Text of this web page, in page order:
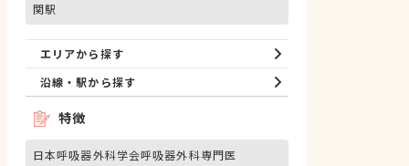
関駅
エリアから探す
沿線・駅から探す
特徴
日本呼吸器外科学会呼吸器外科専門医